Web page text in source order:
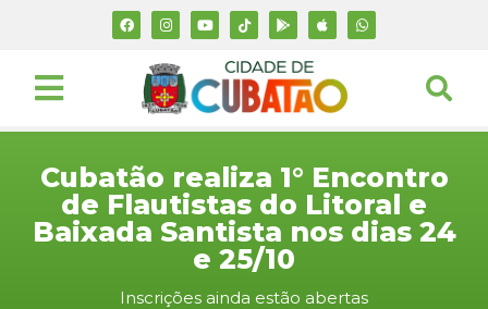
Cubatão realiza 1° Encontro
de Flautistas do Litoral e
Baixada Santista nos dias 24
e 25/10
Inscrições ainda estão abertas